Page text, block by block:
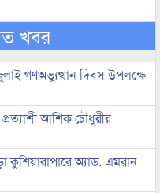
খবর
গণঅভ্যুত্থান দিবস উপলক্ষে
আশিক চৌধুরীর
কুশিয়ারাপারে অ্যাড. এমরান